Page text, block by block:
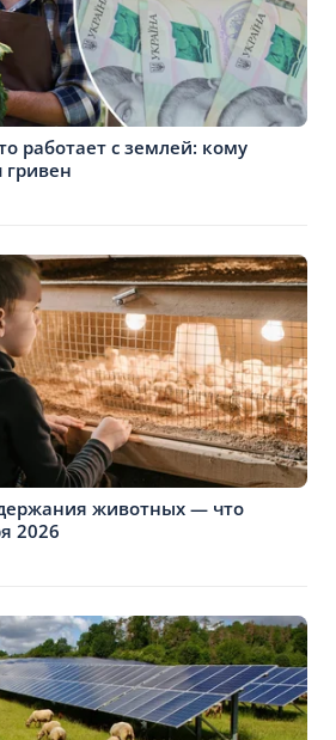
работает с землей: кому
гривен
животных — что
2026